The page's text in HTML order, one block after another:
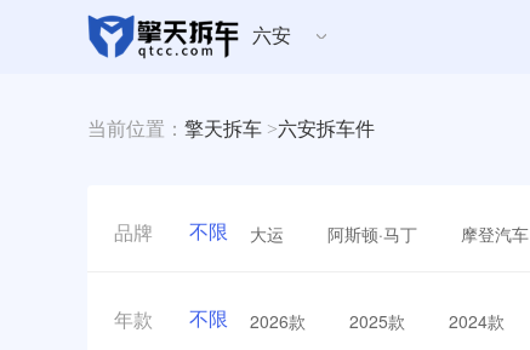
六安
当前位置： 擎天拆车 >六安拆车件
品牌 不限 大运 阿斯顿·马丁 摩登汽车
年款 不限 2026款 2025款 2024款